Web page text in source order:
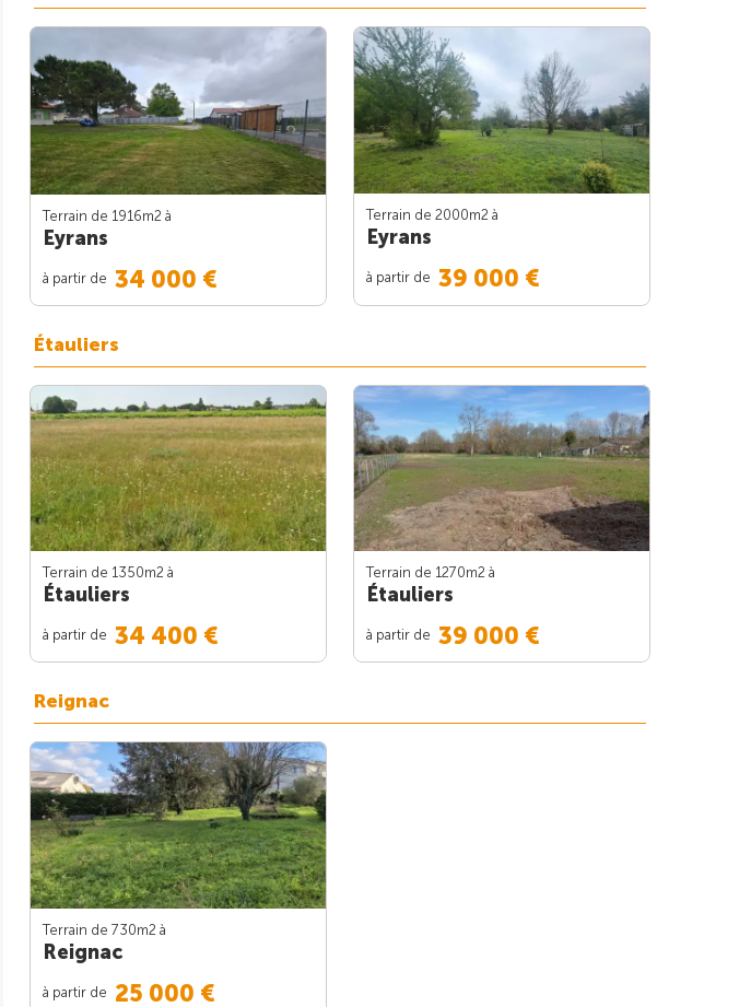
Terrain de 1916m2 à
Eyrans
à partir de 34 000 €
Terrain de 2000m2 à
Eyrans
à partir de 39 000 €
Étauliers
Terrain de 1350m2 à
Étauliers
à partir de 34 400 €
Terrain de 1270m2 à
Étauliers
à partir de 39 000 €
Reignac
Terrain de 730m2 à
Reignac
à partir de 25 000 €